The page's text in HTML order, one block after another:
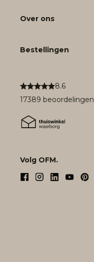
8.6
17389 beoordelingen
Volg OFM.
Over ons
Bestellingen